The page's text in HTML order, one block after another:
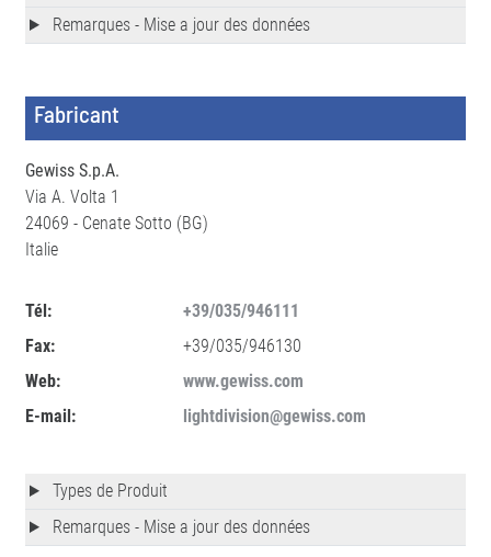
Remarques - Mise a jour des données
Fabricant
Gewiss S.p.A.
Via A. Volta 1
24069 - Cenate Sotto (BG)
Italie
Tél:
+39/035/946111
Fax:
+39/035/946130
Web:
www.gewiss.com
E-mail:
lightdivision@gewiss.com
Types de Produit
Remarques - Mise a jour des données